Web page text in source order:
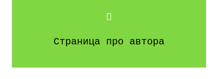
Страница про автора